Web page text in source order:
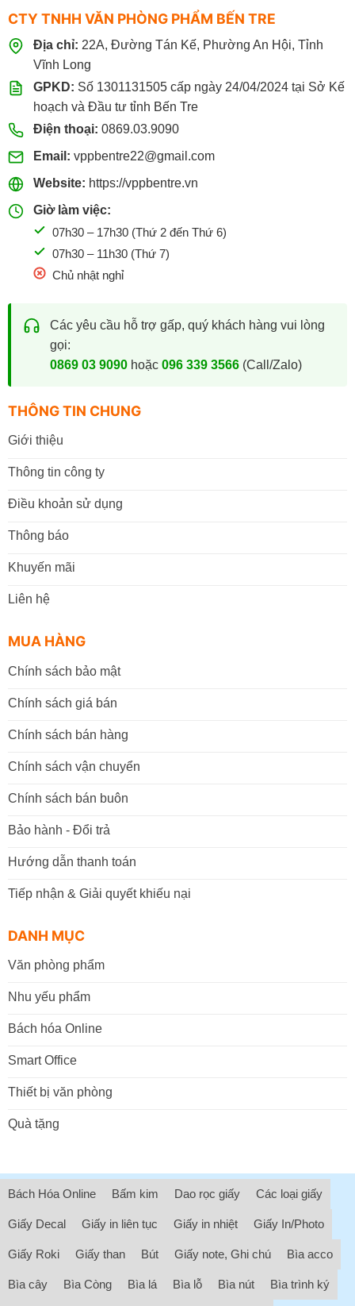
CTY TNHH VĂN PHÒNG PHẨM BẾN TRE
Địa chỉ: 22A, Đường Tán Kế, Phường An Hội, Tỉnh
Vĩnh Long
GPKD: Số 1301131505 cấp ngày 24/04/2024 tại Sở Kế
hoạch và Đầu tư tỉnh Bến Tre
Điện thoại: 0869.03.9090
Email: vppbentre22@gmail.com
Website: https://vppbentre.vn
Giờ làm việc:
07h30 – 17h30 (Thứ 2 đến Thứ 6)
07h30 – 11h30 (Thứ 7)
Chủ nhật nghỉ
Các yêu cầu hỗ trợ gấp, quý khách hàng vui lòng
gọi:
0869 03 9090hoặc 096 339 3566(Call/Zalo)
THÔNG TIN CHUNG
Giới thiệu
Thông tin công ty
Điều khoản sử dụng
Thông báo
Khuyến mãi
Liên hệ
MUA HÀNG
Chính sách bảo mật
Chính sách giá bán
Chính sách bán hàng
Chính sách vận chuyển
Chính sách bán buôn
Bảo hành - Đổi trả
Hướng dẫn thanh toán
Tiếp nhận & Giải quyết khiếu nại
DANH MỤC
Văn phòng phẩm
Nhu yếu phẩm
Bách hóa Online
Smart Office
Thiết bị văn phòng
Quà tặng
Bách Hóa Online Bấm kim Dao rọc giấy Các loại giấy
Giấy Decal Giấy in liên tục Giấy in nhiệt Giấy In/Photo
Giấy Roki Giấy than Bút Giấy note, Ghi chú Bìa acco
Bìa cây Bìa Còng Bìa lá Bìa lỗ Bìa nút Bìa trình ký